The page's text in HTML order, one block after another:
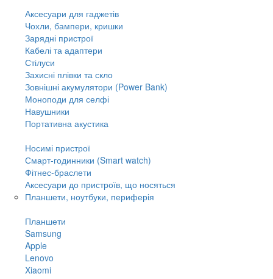
Аксесуари для гаджетів
Чохли, бампери, кришки
Зарядні пристрої
Кабелі та адаптери
Стілуси
Захисні плівки та скло
Зовнішні акумулятори (Power Bank)
Моноподи для селфі
Навушники
Портативна акустика
Носимі пристрої
Смарт-годинники (Smart watch)
Фітнес-браслети
Аксесуари до пристроїв, що носяться
Планшети, ноутбуки, периферія
Планшети
Samsung
Apple
Lenovo
Xiaomi